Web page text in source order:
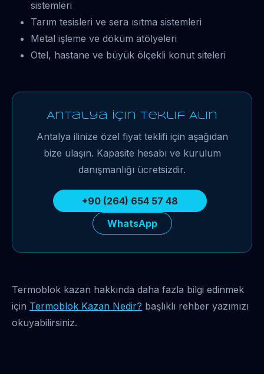
sistemleri
Tarım tesisleri ve sera ısıtma sistemleri
Metal işleme ve döküm atölyeleri
Otel, hastane ve büyük ölçekli konut siteleri
Antalya İçin Teklif Alın
Antalya ilinize özel fiyat teklifi için aşağıdan
bize ulaşın. Kapasite hesabı ve kurulum
danışmanlığı ücretsizdir.
+90 (264) 654 57 48
WhatsApp
Termoblok kazan hakkında daha fazla bilgi edinmek
için Termoblok Kazan Nedir? başlıklı rehber yazımızı
okuyabilirsiniz.